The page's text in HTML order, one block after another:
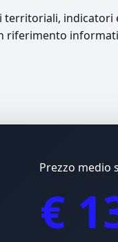
riferimento
Prezzo medio
€